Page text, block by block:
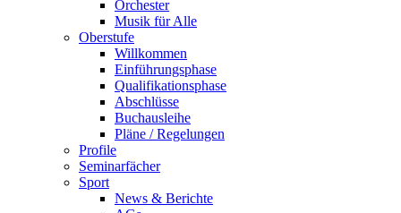
Orchester
Musik für Alle
Oberstufe
Willkommen
Einführungsphase
Qualifikationsphase
Abschlüsse
Buchausleihe
Pläne / Regelungen
Profile
Seminarfächer
Sport
News & Berichte